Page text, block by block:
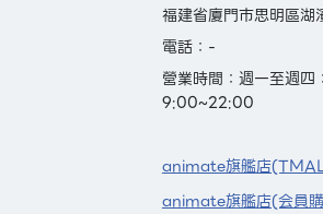
福建省廈門市思明區
電話：-
營業時間：週一至週
9:00~22:00
animate旗艦店
animate旗艦店(会員